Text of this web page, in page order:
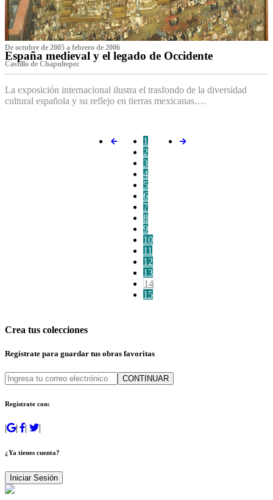
De octubre de 2005 a febrero de 2006
España medieval y el legado de Occidente
Castillo de Chapultepec
La exposición internacional ilustra el trasfondo de la diversidad
cultural española y su reflejo en tierras mexicanas.…
1
2
3
4
5
6
7
8
9
10
11
12
13
14
15
Crea tus colecciones
Regístrate para guardar tus obras favoritas
CONTINUAR
Regístrate con:
| | | |
¿Ya tienes cuenta?
Iniciar Sesión